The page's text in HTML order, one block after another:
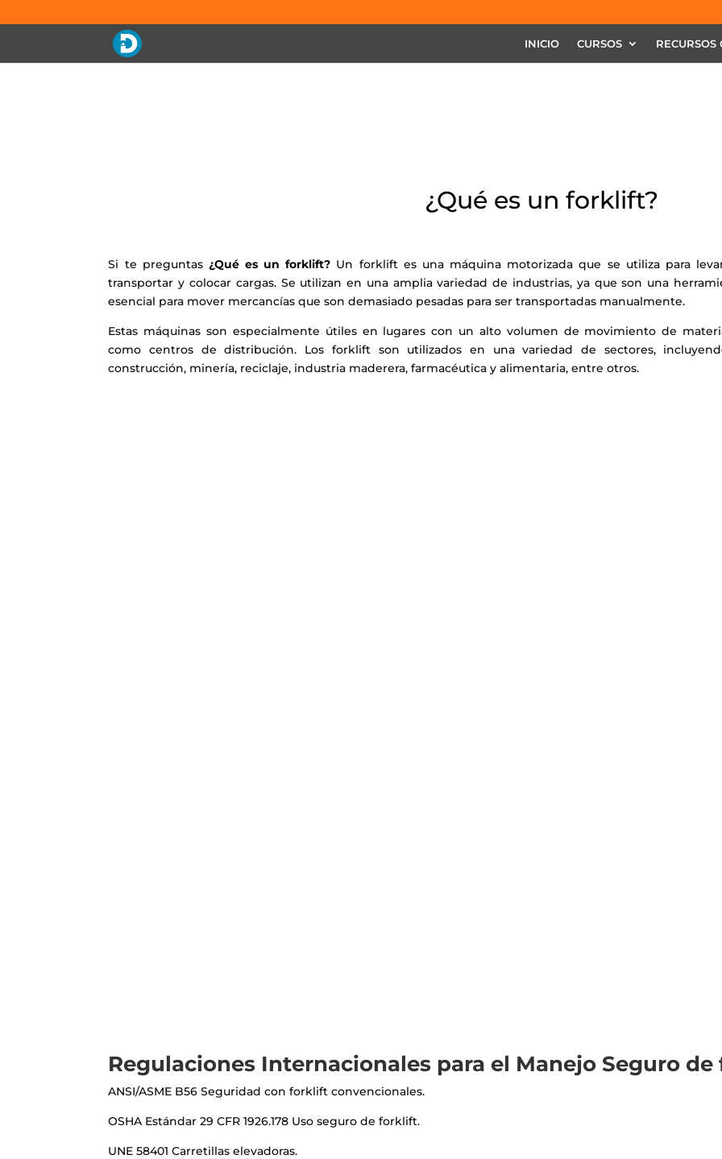
INICIO CURSOS RECURSOS
¿Qué es un forklift?
Si te preguntas ¿Qué es un forklift? Un forklift es una máquina motorizada que se utiliza para
transportar y colocar cargas. Se utilizan en una amplia variedad de industrias, ya que son una
esencial para mover mercancías que son demasiado pesadas para ser transportadas manualmente.
Estas máquinas son especialmente útiles en lugares con un alto volumen de movimiento de
como centros de distribución. Los forklift son utilizados en una variedad de sectores,
construcción, minería, reciclaje, industria maderera, farmacéutica y alimentaria, entre otros.
Regulaciones Internacionales para el Manejo Seguro
ANSI/ASME B56 Seguridad con forklift convencionales.
OSHA Estándar 29 CFR 1926.178 Uso seguro de forklift.
UNE 58401 Carretillas elevadoras.